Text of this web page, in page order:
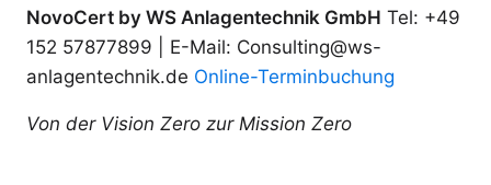
NovoCert by WS Anlagentechnik GmbH Tel: +49
152 57877899 | E-Mail: Consulting@ws-
anlagentechnik.de Online-Terminbuchung
Von der Vision Zero zur Mission Zero